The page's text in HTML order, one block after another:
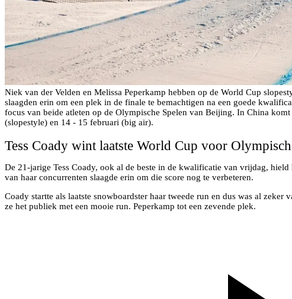
Niek van der Velden en Melissa Peperkamp hebben op de World Cup
slaagden erin om een plek in de finale te bemachtigen na een goede
focus van beide atleten op de Olympische Spelen van Beijing. In China
(slopestyle) en 14 - 15 februari (big air).
Tess Coady wint laatste World Cup voor
De 21-jarige Tess Coady, ook al de beste in de kwalificatie van vrijdag,
van haar concurrenten slaagde erin om die score nog te verbeteren.
Coady startte als laatste snowboardster haar tweede run en dus was al
ze het publiek met een mooie run. Peperkamp tot een zevende plek.